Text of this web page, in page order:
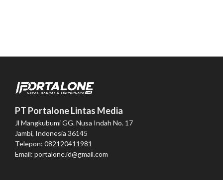
PT Portalone Lintas Media
Jl Mangkubumi GG. Nusa Indah No. 17
Jambi, Indonesia 36145
Telepon: 082120411981
Email: portalone.id@gmail.com